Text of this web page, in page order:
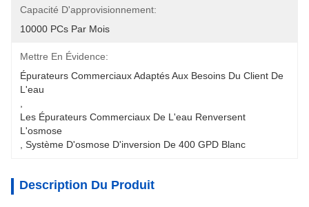
Capacité D'approvisionnement:
10000 PCs Par Mois
Mettre En Évidence:
Épurateurs Commerciaux Adaptés Aux Besoins Du Client De
L'eau
Les Épurateurs Commerciaux De L'eau Renversent
L'osmose
Système D'osmose D'inversion De 400 GPD Blanc
Description Du Produit